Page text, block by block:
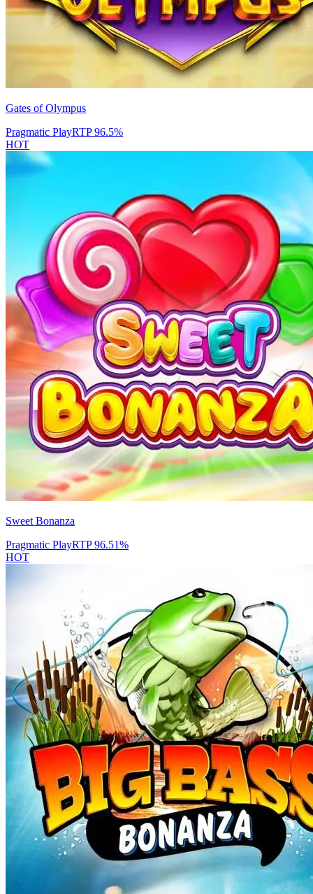
Gates of Olympus
Pragmatic PlayRTP96.5%
HOT
Sweet Bonanza
Pragmatic PlayRTP96.51%
HOT